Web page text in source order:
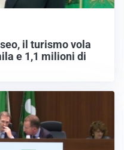
il turismo vola
e 1,1 milioni di